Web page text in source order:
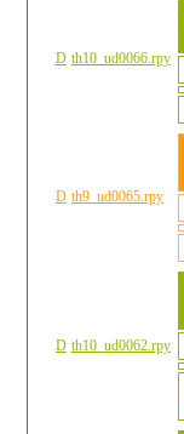
D th10_ud0066.rpy
D th9_ud0065.rpy
D th10_ud0062.rpy